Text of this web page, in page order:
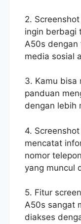
2.
ingin berbagi
A50s dengan
media sosial
3. Kamu bisa
panduan
dengan lebih
4.
mencatat
nomor
yang muncul
5. Fitur
A50s sangat
diakses